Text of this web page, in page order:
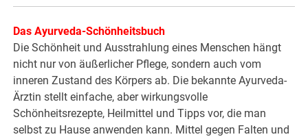
Das Ayurveda-Schönheitsbuch
Die Schönheit und Ausstrahlung eines Menschen hängt
nicht nur von äußerlicher Pflege, sondern auch vom
inneren Zustand des Körpers ab. Die bekannte Ayurveda-
Ärztin stellt einfache, aber wirkungsvolle
Schönheitsrezepte, Heilmittel und Tipps vor, die man
selbst zu Hause anwenden kann. Mittel gegen Falten und